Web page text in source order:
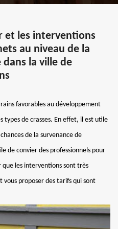
et les interventions
au niveau de la
la ville de
favorables au développement
types de crasses. En effet, il est utile
de la survenance de
de convier des professionnels pour
les interventions sont très
proposer des tarifs qui sont